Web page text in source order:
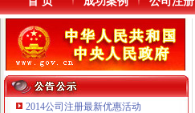
2014公司注册最新优惠活动